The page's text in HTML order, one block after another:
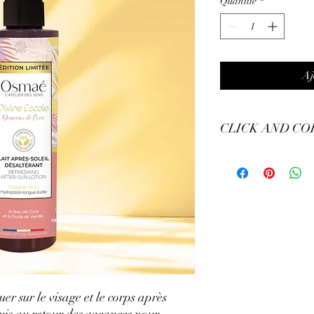
sur le visage et le corps après
CLICK AND
9h à 15h, mardi, jeudi